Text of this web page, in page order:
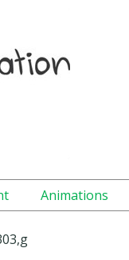
Animations